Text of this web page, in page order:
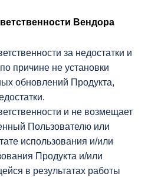
Вендора
за недостатки и
причине не установки
обновлений Продукта,
и не возмещает
Пользователю или
использования и/или
Продукта и/или
в результатах работы